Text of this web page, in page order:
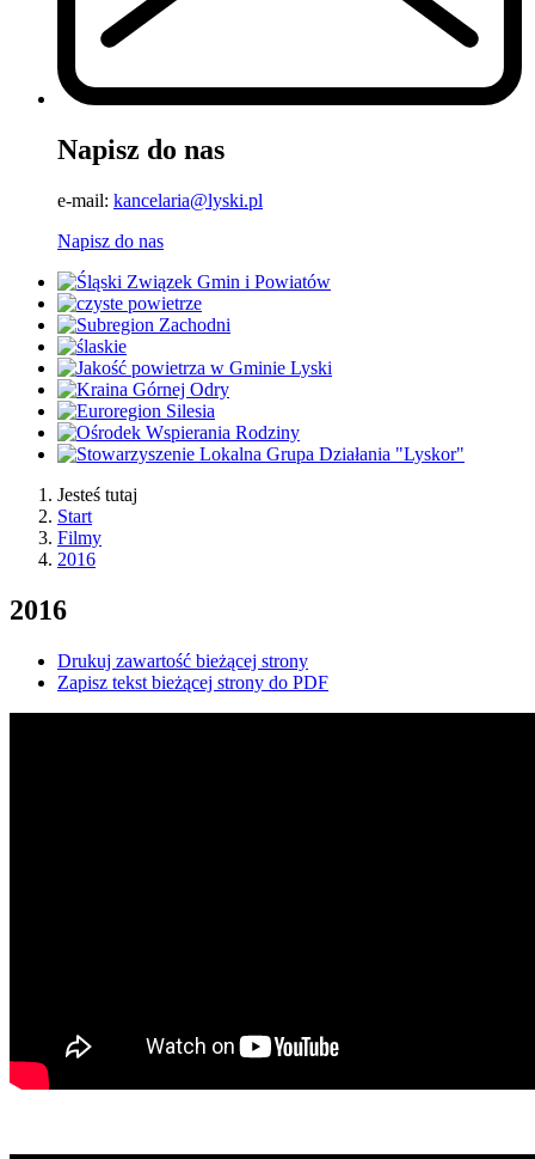
Napisz do nas
e-mail: kancelaria@lyski.pl
Napisz do nas
Jesteś tutaj
Start
Filmy
2016
2016
Drukuj zawartość bieżącej strony
Zapisz tekst bieżącej strony do PDF